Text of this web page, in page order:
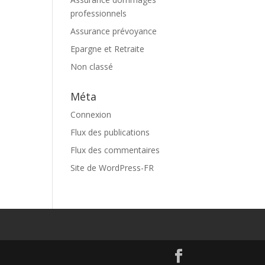
professionnels
Assurance prévoyance
Epargne et Retraite
Non classé
Méta
Connexion
Flux des publications
Flux des commentaires
Site de WordPress-FR